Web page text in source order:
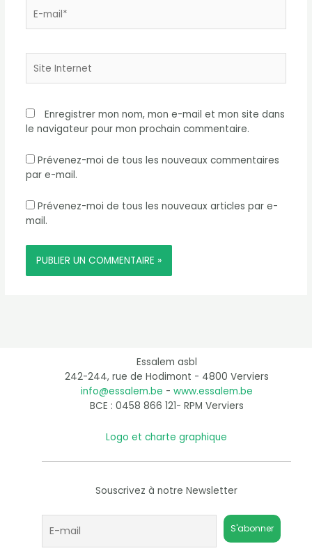
mail*
Internet
Enregistrer mon nom, mon e-mail et mon site dans
le navigateur pour mon prochain commentaire.
Prévenez-moi de tous les nouveaux commentaires
par e-mail.
Prévenez-moi de tous les nouveaux articles par e-
mail.
Essalem asbl
242-244, rue de Hodimont - 4800 Verviers
info@essalem.be - www.essalem.be
BCE : 0458 866 121- RPM Verviers
Logo et charte graphique
Souscrivez à notre Newsletter